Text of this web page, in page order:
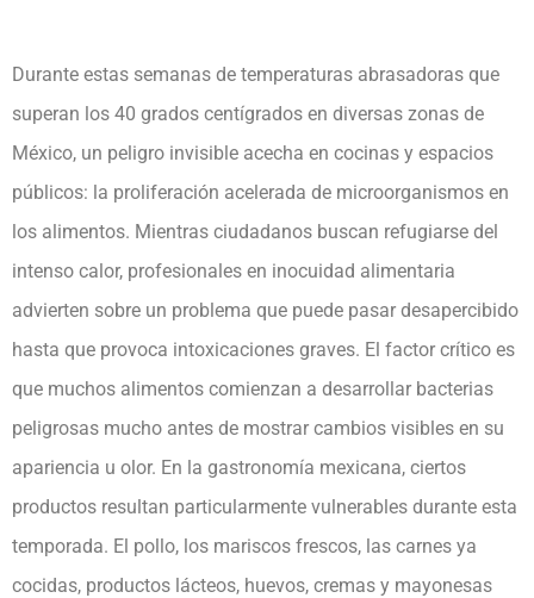
Durante estas semanas de temperaturas abrasadoras que
superan los 40 grados centígrados en diversas zonas de
México, un peligro invisible acecha en cocinas y espacios
públicos: la proliferación acelerada de microorganismos en
los alimentos. Mientras ciudadanos buscan refugiarse del
intenso calor, profesionales en inocuidad alimentaria
advierten sobre un problema que puede pasar desapercibido
hasta que provoca intoxicaciones graves. El factor crítico es
que muchos alimentos comienzan a desarrollar bacterias
peligrosas mucho antes de mostrar cambios visibles en su
apariencia u olor. En la gastronomía mexicana, ciertos
productos resultan particularmente vulnerables durante esta
temporada. El pollo, los mariscos frescos, las carnes ya
cocidas, productos lácteos, huevos, cremas y mayonesas